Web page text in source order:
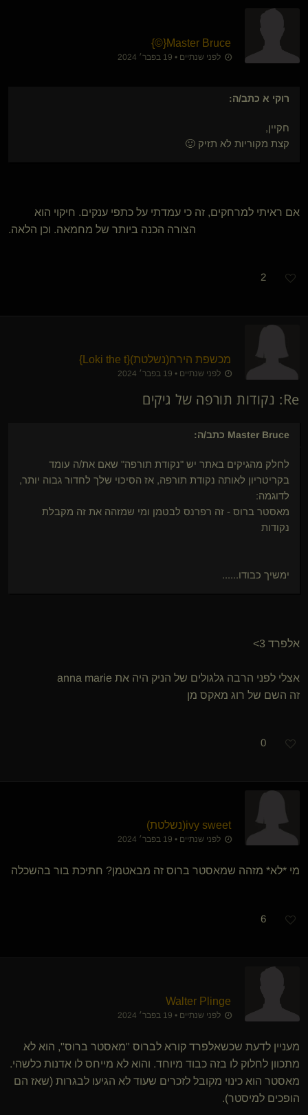
Master Bruce
​{
©
}
לפני שנתיים • 19 בפבר׳ 2024
רוקי א כתב/ה:
חקיין,
קצת מקוריות לא תזיק 🙂
אם ראיתי למרחקים, זה כי עמדתי על כתפי ענקים. חיקוי הוא
הצורה הכנה ביותר של מחמאה. וכן הלאה.
2
מכשפת הירח​(נשלטת)​{
Loki the t
}
לפני שנתיים • 19 בפבר׳ 2024
Re: נקודות תורפה של גיקים
Master Bruce כתב/ה:
לחלק מהגיקים באתר יש "נקודת תורפה" שאם את/ה עומד
בקריטריון לאותה נקודת תורפה, אז הסיכוי שלך לחדור גבוה יותר,
לדוגמה:
מאסטר ברוס - זה רפרנס לבטמן ומי שמזהה את זה מקבלת
נקודות
ימשיך כבודו......
אלפרד 3>
אצלי לפני הרבה גלגולים של הניק היה את anna marie
זה השם של רוג מאקס מן
0
ivy sweet​(נשלטת)
לפני שנתיים • 19 בפבר׳ 2024
מי *לא* מזהה שמאסטר ברוס זה מבאטמן? חתיכת בור בהשכלה
6
Walter Plinge
לפני שנתיים • 19 בפבר׳ 2024
מעניין לדעת שכשאלפרד קורא לברוס "מאסטר ברוס", הוא לא
מתכוון לחלוק לו בזה כבוד מיוחד. והוא לא מייחס לו אדנות כלשהי.
מאסטר הוא כינוי מקובל לזכרים שעוד לא הגיעו לבגרות (שאז הם
הופכים למיסטר).